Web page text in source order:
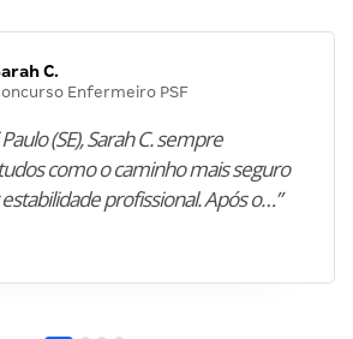
C.
Enfermeiro PSF
(SE), Sarah C. sempre
como o caminho mais seguro
profissional. Após o…”